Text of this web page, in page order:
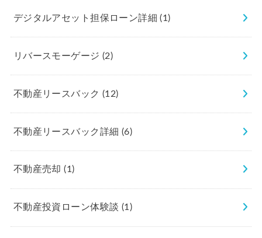
デジタルアセット担保ローン詳細(1)
リバースモーゲージ (2)
不動産リースバック (12)
不動産リースバック詳細 (6)
不動産売却(1)
不動産投資ローン体験談 (1)